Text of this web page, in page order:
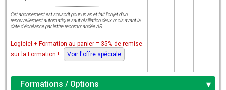
Cet abonnement est souscrit pour un an et fait l'objet d'un
renouvellement automatique sauf résiliation deux mois avant la
date d'échéance par lettre recommandée AR.
Logiciel + Formation au panier = 35% de remise
sur la Formation !
Voir l'offre spéciale
Formations / Options